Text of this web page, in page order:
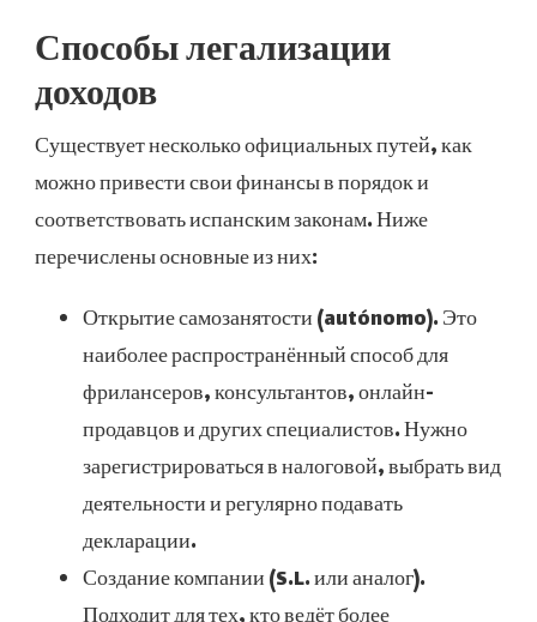
Способы легализации
доходов
Существует несколько официальных путей, как
можно привести свои финансы в порядок и
соответствовать испанским законам. Ниже
перечислены основные из них:
Открытие самозанятости (autónomo). Это
наиболее распространённый способ для
фрилансеров, консультантов, онлайн-
продавцов и других специалистов. Нужно
зарегистрироваться в налоговой, выбрать вид
деятельности и регулярно подавать
декларации.
Создание компании (S.L. или аналог).